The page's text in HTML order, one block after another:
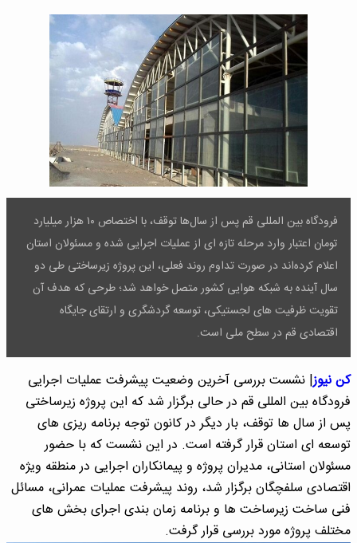
فرودگاه بین‌ المللی قم پس از سال‌ها توقف، با اختصاص ۱۰ هزار میلیارد
تومان اعتبار وارد مرحله تازه‌ ای از عملیات اجرایی شده و مسئولان استان
اعلام کرده‌اند در صورت تداوم روند فعلی، این پروژه زیرساختی طی دو
سال آینده به شبکه هوایی کشور متصل خواهد شد؛ طرحی که هدف آن
تقویت ظرفیت‌ های لجستیکی، توسعه گردشگری و ارتقای جایگاه
اقتصادی قم در سطح ملی است.
کن نیوز| نشست بررسی آخرین وضعیت پیشرفت عملیات اجرایی
فرودگاه بین المللی قم در حالی برگزار شد که این پروژه زیرساختی
پس از سال ها توقف، بار دیگر در کانون توجه برنامه ریزی های
توسعه ای استان قرار گرفته است. در این نشست که با حضور
مسئولان استانی، مدیران پروژه و پیمانکاران اجرایی در منطقه ویژه
اقتصادی سلفچگان برگزار شد، روند پیشرفت عملیات عمرانی، مسائل
فنی ساخت زیرساخت ها و برنامه زمان بندی اجرای بخش های
مختلف پروژه مورد بررسی قرار گرفت.